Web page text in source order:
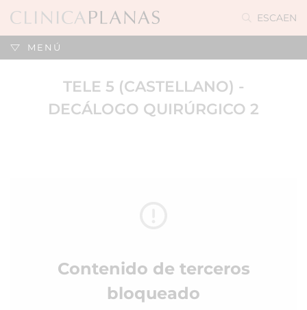
ESCAEN
MENÚ
TELE 5 (CASTELLANO) -
DECÁLOGO QUIRÚRGICO 2
Contenido de terceros
bloqueado